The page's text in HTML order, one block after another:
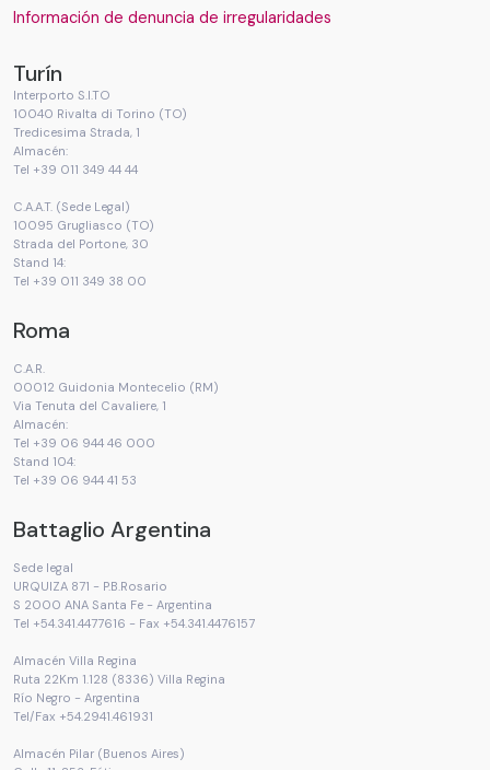
Información de denuncia de irregularidades
Turín
Interporto S.I.TO
10040 Rivalta di Torino (TO)
Tredicesima Strada, 1
Almacén:
Tel +39 011 349 44 44
C.A.A.T. (Sede Legal)
10095 Grugliasco (TO)
Strada del Portone, 30
Stand 14:
Tel +39 011 349 38 00
Roma
C.A.R.
00012 Guidonia Montecelio (RM)
Via Tenuta del Cavaliere, 1
Almacén:
Tel +39 06 944 46 000
Stand 104:
Tel +39 06 944 41 53
Battaglio Argentina
Sede legal
URQUIZA 871 - P.B.Rosario
S 2000 ANA Santa Fe - Argentina
Tel +54.341.4477616 - Fax +54.341.4476157
Almacén Villa Regina
Ruta 22Km 1.128 (8336) Villa Regina
Río Negro - Argentina
Tel/Fax +54.2941.461931
Almacén Pilar (Buenos Aires)